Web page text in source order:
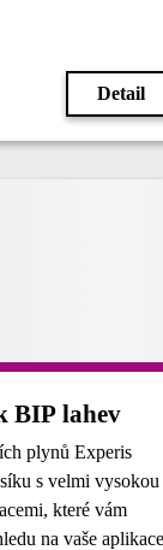
Detail
BIP lahev
plynů Experis
s velmi vysokou
které vám
na vaše